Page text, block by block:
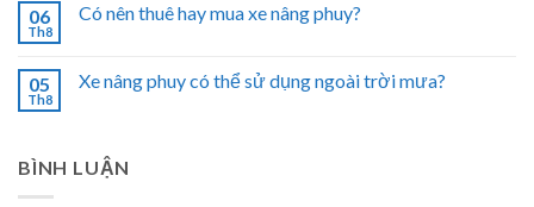
06
Th8
Có nên thuê hay mua xe nâng phuy?
05
Th8
Xe nâng phuy có thể sử dụng ngoài trời mưa?
BÌNH LUẬN